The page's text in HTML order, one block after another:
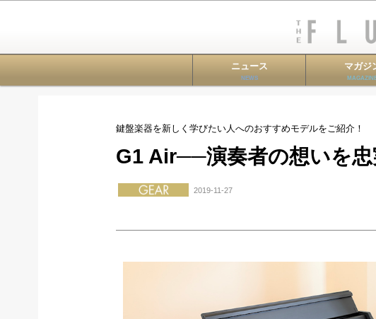
ニュース
NEWS
マガジ
鍵盤楽器を新しく学びたい人へのおすすめモデルをご紹介！
G1 Air──演奏者の想いを
2019-11-27